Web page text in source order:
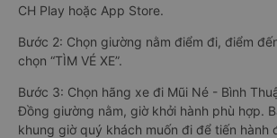
CH Play hoặc App Store.
Bước 2: Chọn giường nằm điểm đi, điểm
chọn “TÌM VÉ XE”.
Bước 3: Chọn hãng xe đi Mũi Né - Bình
Đồng giường nằm, giờ khởi hành phù hợp.
khung giờ quý khách muốn đi để tiến hành